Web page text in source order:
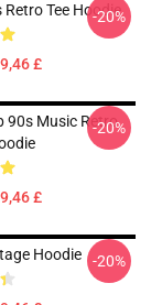
Tee Hoodie
£
-20%
90s Music Retro
£
-20%
Hoodie -20%